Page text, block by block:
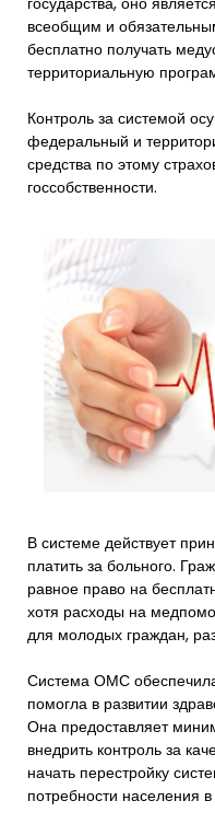
всеобщим и
бесплатно получать
территориальную
Контроль за системой
федеральный и
средства по этому
госсобственности.
В системе действует
платить за больного.
равное право на
хотя расходы на
для молодых граждан,
Система ОМС
помогла в развитии
Она предоставляет
внедрить контроль за
начать перестройку
потребности населения